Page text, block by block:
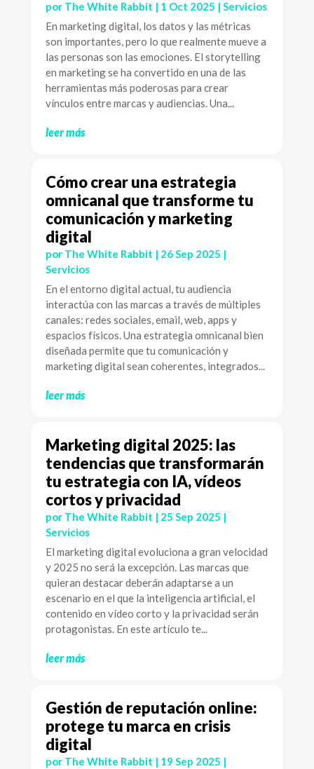
por The White Rabbit | 1 Oct 2025 | Servicios
En marketing digital, los datos y las métricas
son importantes, pero lo que realmente mueve a
las personas son las emociones. El storytelling
en marketing se ha convertido en una de las
herramientas más poderosas para crear
vínculos entre marcas y audiencias. Una...
leer más
Cómo crear una estrategia
omnicanal que transforme tu
comunicación y marketing
digital
por The White Rabbit | 26 Sep 2025 |
Servicios
En el entorno digital actual, tu audiencia
interactúa con las marcas a través de múltiples
canales: redes sociales, email, web, apps y
espacios físicos. Una estrategia omnicanal bien
diseñada permite que tu comunicación y
marketing digital sean coherentes, integrados...
leer más
Marketing digital 2025: las
tendencias que transformarán
tu estrategia con IA, vídeos
cortos y privacidad
por The White Rabbit | 25 Sep 2025 |
Servicios
El marketing digital evoluciona a gran velocidad
y 2025 no será la excepción. Las marcas que
quieran destacar deberán adaptarse a un
escenario en el que la inteligencia artificial, el
contenido en vídeo corto y la privacidad serán
protagonistas. En este artículo te...
leer más
Gestión de reputación online:
protege tu marca en crisis
digital
por The White Rabbit | 19 Sep 2025 |